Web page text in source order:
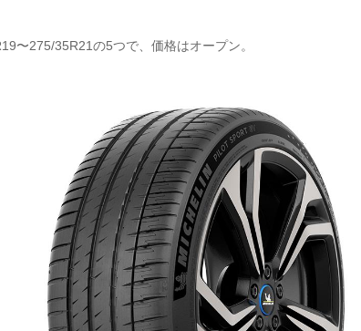
〜275/35R21の5つで、価格はオープン。